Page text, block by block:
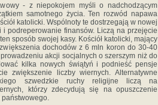
- z niepokojem myśli o nadchodzącym
samotnego życia. Ten rozwód napawa
katolicki. Wspólnoty te dostrzegają w nowej
podreperowanie finansów. Liczą na przejęcie
sposób swojej kasy. Kościół katolicki, mający
dochodów z 6 mln koron do 30-40
akcji socjalnych o szerszym niż do
kilka nowych świątyń i podnieść pensje
zwiększenie liczby wiernych. Alternatywne
szwedzkie ruchy religijne liczą na
którzy zdecydują się na opuszczenie
państwowego.